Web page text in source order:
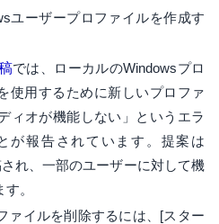
ユーザープロファイルを作成す
では、ローカルのWindowsプロ
使用するために新しいプロファ
ィオが機能しない」というエラ
が報告されています。提案は
れ、一部のユーザーに対して機
。
ァイルを削除するには、[スター